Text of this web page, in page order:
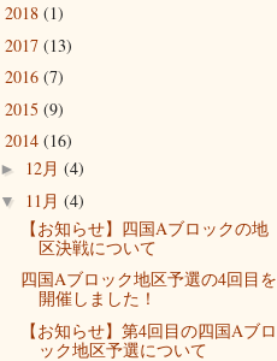
2018 (1)
2017 (13)
2016 (7)
2015 (9)
2014 (16)
► 12月 (4)
▼ 11月 (4)
【お知らせ】四国Aブロックの地
区決戦について
四国Aブロック地区予選の4回目を
開催しました！
【お知らせ】第4回目の四国Aブロ
ック地区予選について